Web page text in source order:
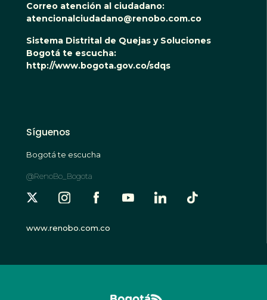
Correo atención al ciudadano:
atencionalciudadano@renobo.com.co
Sistema Distrital de Quejas y Soluciones
Bogotá te escucha:
http://www.bogota.gov.co/sdqs
Síguenos
Bogotá te escucha
@RenoBo_Bogota
www.renobo.com.co